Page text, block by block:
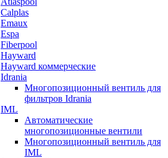
Calplas
Emaux
Espa
Fiberpool
Hayward
Hayward коммерческие
Idrania
Многопозиционный вентиль для
фильтров Idrania
IML
Автоматические
многопозиционные вентили
Многопозиционный вентиль для
IML